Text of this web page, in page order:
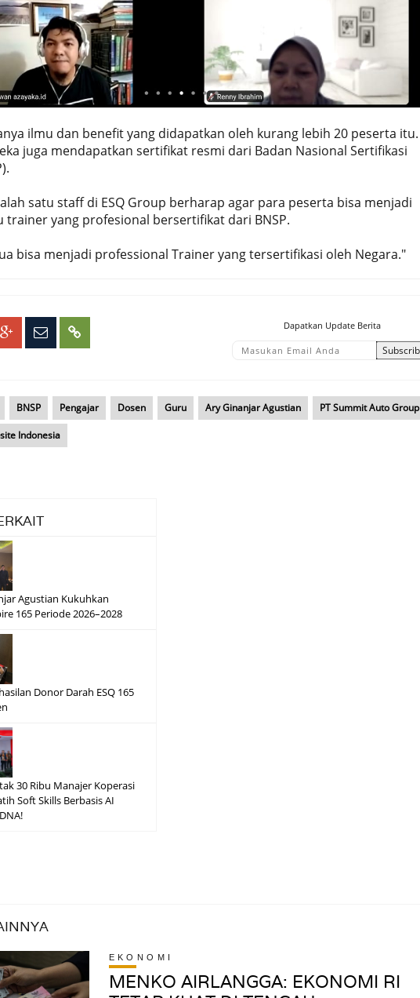
ilmu dan benefit yang didapatkan oleh kurang lebih 20 peserta itu.
juga mendapatkan sertifikat resmi dari Badan Nasional Sertifikasi
satu staff di ESQ Group berharap agar para peserta bisa menjadi
trainer yang profesional bersertifikat dari BNSP.
bisa menjadi professional Trainer yang tersertifikasi oleh Negara."
Dapatkan Update Berita
BNSP Pengajar Dosen Guru Ary Ginanjar Agustian PT Summit Auto Group
Indonesia
Agustian Kukuhkan
165 Periode 2026–2028
Donor Darah ESQ 165
30 Ribu Manajer Koperasi
Soft Skills Berbasis AI
EKONOMI
MENKO AIRLANGGA: EKONOMI RI